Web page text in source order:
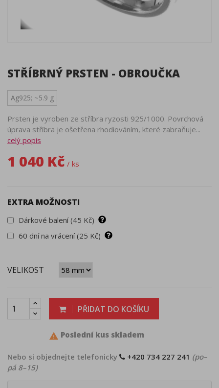
STŘÍBRNÝ PRSTEN - OBROUČKA
Ag925; ~5.9 g
Prsten je vyroben ze stříbra ryzosti 925/1000. Povrchová
úprava stříbra je ošetřena rhodiováním, které zabraňuje...
celý popis
1 040 Kč / ks
EXTRA MOŽNOSTI
Dárkové balení (45 Kč)
60 dní na vrácení (25 Kč)
VELIKOST
PŘIDAT DO KOŠÍKU
 Poslední kus skladem
Nebo si objednejte telefonicky +420 734 227 241 (po–
pá 8–15)